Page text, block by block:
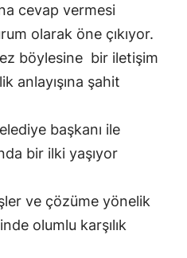
cevap vermesi
olarak öne çıkıyor.
böylesine bir iletişim
anlayışına şahit
başkanı ile
bir ilki yaşıyor
ve çözüme yönelik
olumlu karşılık